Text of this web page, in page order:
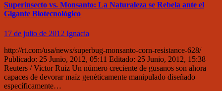
Superinsecto vs. Monsanto: La Naturaleza se Rebela ante el
Gigante Biotecnológico
17 de julio de 2012 Ignacia
http://rt.com/usa/news/superbug-monsanto-corn-resistance-628/
Publicado: 25 Junio, 2012, 05:11 Editado: 25 Junio, 2012, 15:38
Reuters / Victor Ruiz Un número creciente de gusanos son ahora
capaces de devorar maíz genéticamente manipulado diseñado
específicamente…